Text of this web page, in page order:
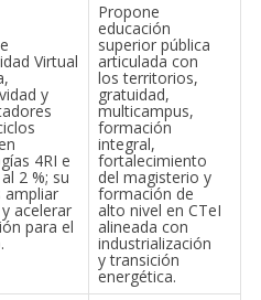
Virtual
y
4RI e
al 2 %; su
ampliar
acelerar
para el
Propone
educación
superior pública
articulada con
los territorios,
gratuidad,
multicampus,
formación
integral,
fortalecimiento
del magisterio y
formación de
alto nivel en CTeI
alineada con
industrialización
y transición
energética.